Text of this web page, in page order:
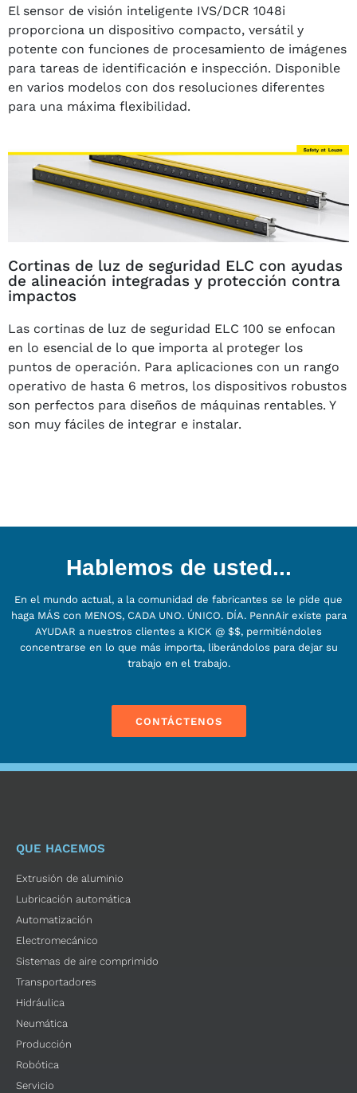
El sensor de visión inteligente IVS/DCR 1048i
proporciona un dispositivo compacto, versátil y
potente con funciones de procesamiento de imágenes
para tareas de identificación e inspección. Disponible
en varios modelos con dos resoluciones diferentes
para una máxima flexibilidad.
Cortinas de luz de seguridad ELC con ayudas
de alineación integradas y protección contra
impactos
Las cortinas de luz de seguridad ELC 100 se enfocan
en lo esencial de lo que importa al proteger los
puntos de operación. Para aplicaciones con un rango
operativo de hasta 6 metros, los dispositivos robustos
son perfectos para diseños de máquinas rentables. Y
son muy fáciles de integrar e instalar.
Hablemos de usted...
En el mundo actual, a la comunidad de fabricantes se le pide que
haga MÁS con MENOS, CADA UNO. ÚNICO. DÍA. PennAir existe para
AYUDAR a nuestros clientes a KICK @ $$, permitiéndoles
concentrarse en lo que más importa, liberándolos para dejar su
trabajo en el trabajo.
CONTÁCTENOS
QUE HACEMOS
Extrusión de aluminio
Lubricación automática
Automatización
Electromecánico
Sistemas de aire comprimido
Transportadores
Hidráulica
Neumática
Producción
Robótica
Servicio